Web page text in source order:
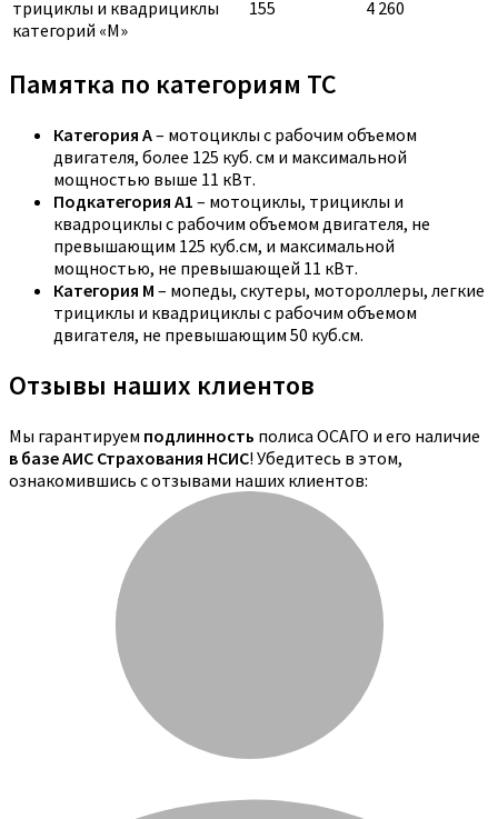
трициклы и квадрициклы
категорий «M»
155 4 260
Памятка по категориям ТС
Категория A– мотоциклы с рабочим объемом
двигателя, более 125 куб. см и максимальной
мощностью выше 11 кВт.
Подкатегория A1 – мотоциклы, трициклы и
квадроциклы с рабочим объемом двигателя, не
превышающим 125 куб.см, и максимальной
мощностью, не превышающей 11 кВт.
Категория M – мопеды, скутеры, мотороллеры, легкие
трициклы и квадрициклы с рабочим объемом
двигателя, не превышающим 50 куб.см.
Отзывы наших клиентов
Мы гарантируем подлинность полиса ОСАГО и его наличие
в базе АИС Страхования НСИС! Убедитесь в этом,
ознакомившись с отзывами наших клиентов: